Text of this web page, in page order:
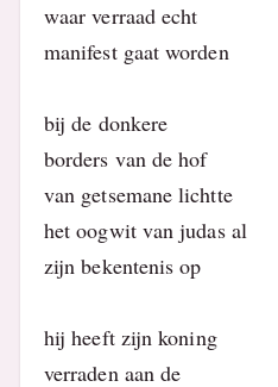
waar verraad echt
manifest gaat worden
bij de donkere
borders van de hof
van getsemane lichtte
het oogwit van judas al
zijn bekentenis op
hij heeft zijn koning
verraden aan de